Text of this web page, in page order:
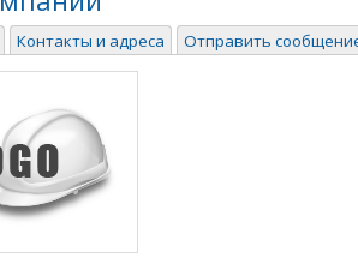
Контакты и адреса Отправить